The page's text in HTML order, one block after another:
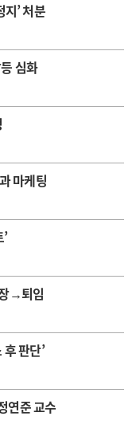
’ 처분
심화
마케팅
→퇴임
판단’
연준 교수